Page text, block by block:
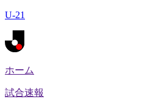
U-21
ホーム
試合速報